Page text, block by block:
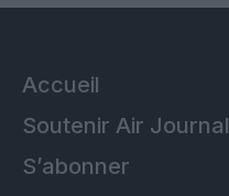
Accueil
Soutenir Air Journal
S’abonner